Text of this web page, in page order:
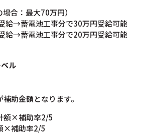
場合：最大70万円）
給→蓄電池工事分で30万円受給可能
給→蓄電池工事分で20万円受給可能
ル
助金額となります。
額×補助率2/5
×補助率2/5